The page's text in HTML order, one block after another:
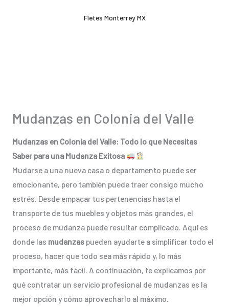
Fletes Monterrey MX
Mudanzas en Colonia del Valle
Mudanzas en Colonia del Valle: Todo lo que Necesitas
Saber para una Mudanza Exitosa
Mudarse a una nueva casa o departamento puede ser
emocionante, pero también puede traer consigo mucho
estrés. Desde empacar tus pertenencias hasta el
transporte de tus muebles y objetos más grandes, el
proceso de mudanza puede resultar complicado. Aquí es
donde las mudanzaspueden ayudarte a simplificar todo el
proceso, hacer que todo sea más rápido y, lo más
importante, más fácil. A continuación, te explicamos por
qué contratar un servicio profesional de mudanzas es la
mejor opción y cómo aprovecharlo al máximo.